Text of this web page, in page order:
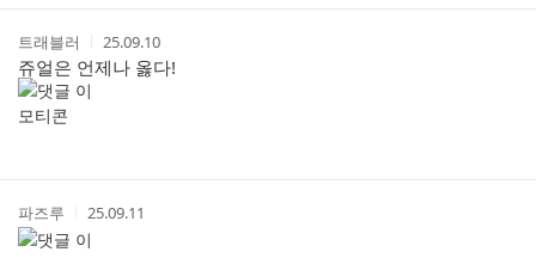
간
작
성
자
트래블러
작
성
시
25.09.10
쥬얼은 언제나 옳다!
작
성
자
파즈루
작
성
시
25.09.11